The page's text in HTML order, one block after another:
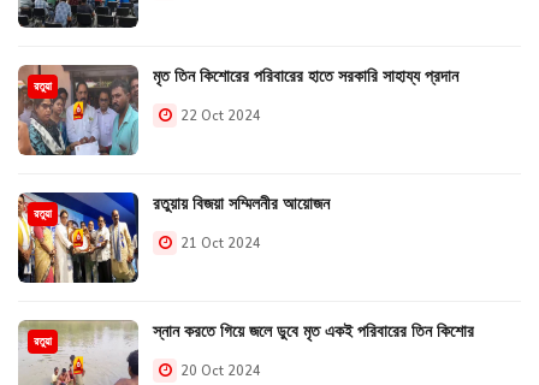
রতুয়া মৃত তিন কিশোরের পরিবারের হাতে সরকারি সাহায্য প্রদান
22 Oct 2024
রতুয়া রতুয়ায় বিজয়া সম্মিলনীর আয়োজন
21 Oct 2024
রতুয়া স্নান করতে গিয়ে জলে ডুবে মৃত একই পরিবারের তিন কিশোর
20 Oct 2024